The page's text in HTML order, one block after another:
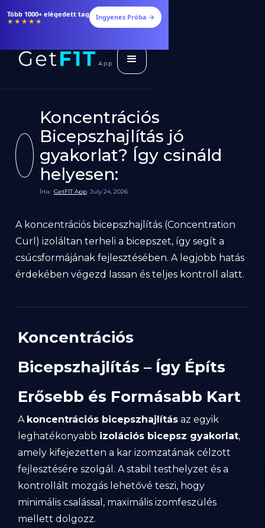
Több 1000+ elégedett tag
★★★★★ Ingyenes Próba →
Koncentrációs
Bicepszhajlítás jó
gyakorlat? Így csináld
helyesen:
Írta: GetFIT App July 24, 2026
A koncentrációs bicepszhajlítás (Concentration
Curl) izoláltan terheli a bicepszet, így segít a
csúcsformájának fejlesztésében. A legjobb hatás
érdekében végezd lassan és teljes kontroll alatt.
Koncentrációs
Bicepszhajlítás – Így Építs
Erősebb és Formásabb Kart
A koncentrációs bicepszhajlítás az egyik
leghatékonyabb izolációs bicepsz gyakorlat,
amely kifejezetten a kar izomzatának célzott
fejlesztésére szolgál. A stabil testhelyzet és a
kontrollált mozgás lehetővé teszi, hogy
minimális csalással, maximális izomfeszülés
mellett dolgozz.